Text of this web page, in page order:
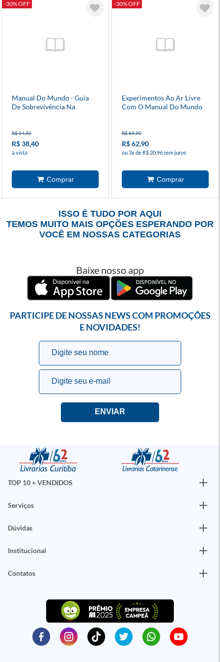
-30% OFF
Manual Do Mundo - Guia
De Sobrevivência Na
R$ 54,90
R$ 38,40
à vista
-30% OFF
Experimentos Ao Ar Livre
Com O Manual Do Mundo
R$ 89,90
R$ 62,90
ou 3x de R$ 20,96 sem juros
ISSO É TUDO POR AQUI
TEMOS MUITO MAIS OPÇÕES ESPERANDO POR
VOCÊ EM NOSSAS CATEGORIAS
Baixe nosso app
PARTICIPE DE NOSSAS NEWS COM PROMOÇÕES
E NOVIDADES!
TOP 10 + VENDIDOS
Serviços
Dúvidas
Institucional
Contatos